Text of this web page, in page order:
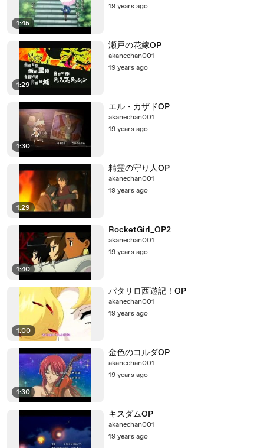
1:45
19 years ago
1:29
瀬戸の花嫁OP
akanechan001
19 years ago
1:30
エル・カザドOP
akanechan001
19 years ago
1:29
精霊の守り人OP
akanechan001
19 years ago
1:40
RocketGirl_OP2
akanechan001
19 years ago
1:00
パタリロ西遊記！OP
akanechan001
19 years ago
1:30
金色のコルダOP
akanechan001
19 years ago
キスダムOP
akanechan001
19 years ago